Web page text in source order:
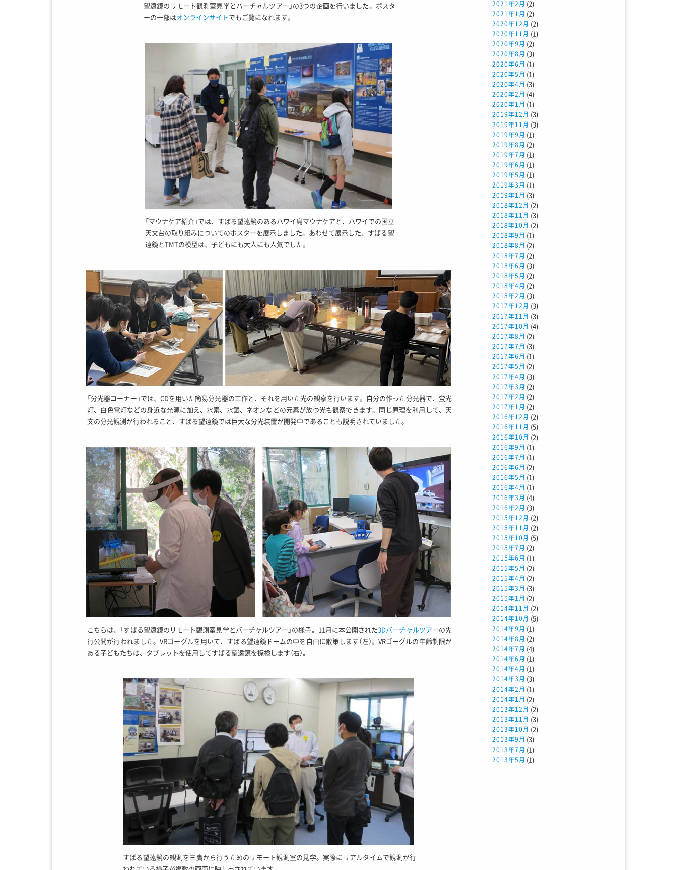
望遠鏡のリモート観測室見学とバーチャルツアー」の3つの企画を行いました。ポスタ
ーの一部はオンラインサイトでもご覧になれます。
「マウナケア紹介」では、すばる望遠鏡のあるハワイ島マウナケアと、ハワイでの国立
天文台の取り組みについてのポスターを展示しました。あわせて展示した、すばる望
遠鏡とTMTの模型は、子どもにも大人にも人気でした。
「分光器コーナー」では、CDを用いた簡易分光器の工作と、それを用いた光の観察を行います。自分の作った分光器で、蛍光
灯、白色電灯などの身近な光源に加え、水素、水銀、ネオンなどの元素が放つ光も観察できます。同じ原理を利用して、天
文の分光観測が行われること、すばる望遠鏡では巨大な分光装置が開発中であることも説明されていました。
こちらは、「すばる望遠鏡のリモート観測室見学とバーチャルツアー」の様子。11月に本公開された3Dバーチャルツアーの先
行公開が行われました。VRゴーグルを用いて、すばる望遠鏡ドームの中を自由に散策します（左）。VRゴーグルの年齢制限が
ある子どもたちは、タブレットを使用してすばる望遠鏡を探検します（右）。
すばる望遠鏡の観測を三鷹から行うためのリモート観測室の見学。実際にリアルタイムで観測が行
2021年2月 (2)
2021年1月 (2)
2020年12月 (2)
2020年11月 (1)
2020年9月 (2)
2020年8月 (3)
2020年6月 (1)
2020年5月 (1)
2020年4月 (3)
2020年2月 (4)
2020年1月 (1)
2019年12月 (3)
2019年11月 (3)
2019年9月 (1)
2019年8月 (2)
2019年7月 (1)
2019年6月 (1)
2019年5月 (1)
2019年3月 (1)
2019年1月 (3)
2018年12月 (2)
2018年11月 (3)
2018年10月 (2)
2018年9月 (1)
2018年8月 (2)
2018年7月 (2)
2018年6月 (3)
2018年5月 (2)
2018年4月 (2)
2018年2月 (3)
2017年12月 (3)
2017年11月 (3)
2017年10月 (4)
2017年8月 (2)
2017年7月 (3)
2017年6月 (1)
2017年5月 (2)
2017年4月 (3)
2017年3月 (2)
2017年2月 (2)
2017年1月 (2)
2016年12月 (2)
2016年11月 (5)
2016年10月 (2)
2016年9月 (1)
2016年7月 (1)
2016年6月 (2)
2016年5月 (1)
2016年4月 (1)
2016年3月 (4)
2016年2月 (3)
2015年12月 (2)
2015年11月 (2)
2015年10月 (5)
2015年7月 (2)
2015年6月 (1)
2015年5月 (2)
2015年4月 (2)
2015年3月 (3)
2015年1月 (2)
2014年11月 (2)
2014年10月 (5)
2014年9月 (1)
2014年8月 (2)
2014年7月 (4)
2014年6月 (1)
2014年4月 (1)
2014年3月 (3)
2014年2月 (1)
2014年1月 (2)
2013年12月 (2)
2013年11月 (3)
2013年10月 (2)
2013年9月 (3)
2013年7月 (1)
2013年5月 (1)